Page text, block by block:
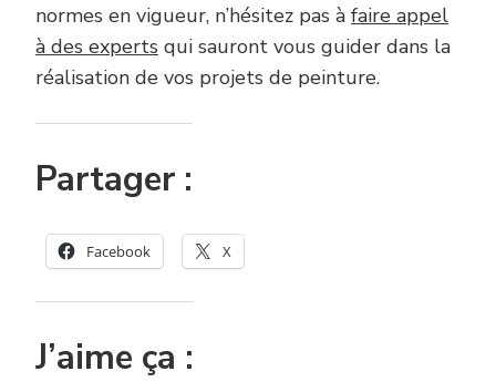
normes en vigueur, n’hésitez pas à faire appel
à des experts qui sauront vous guider dans la
réalisation de vos projets de peinture.
Partager :
Facebook X
J’aime ça :